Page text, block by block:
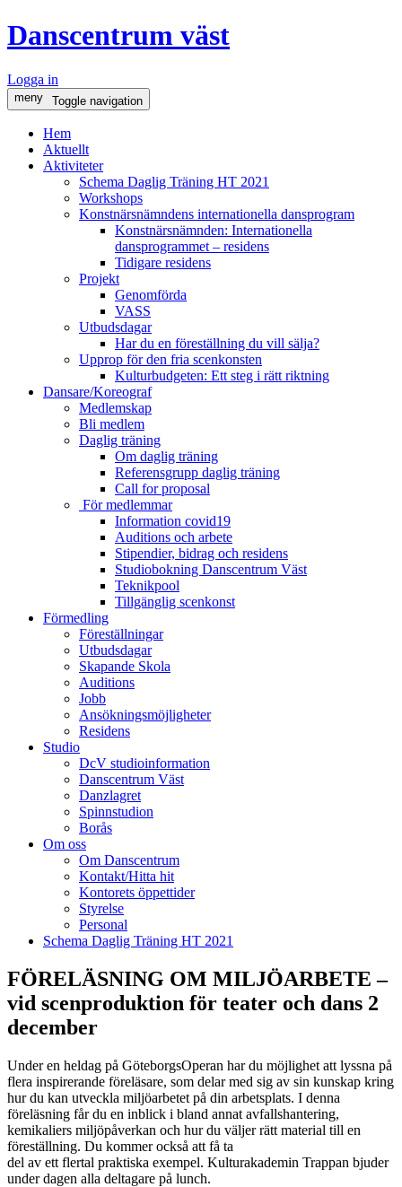
Danscentrum väst
Logga in
meny Toggle navigation
Hem
Aktuellt
Aktiviteter
Schema Daglig Träning HT 2021
Workshops
Konstnärsnämndens internationella dansprogram
Konstnärsnämnden: Internationella
dansprogrammet – residens
Tidigare residens
Projekt
Genomförda
VASS
Utbudsdagar
Har du en föreställning du vill sälja?
Upprop för den fria scenkonsten
Kulturbudgeten: Ett steg i rätt riktning
Dansare/Koreograf
Medlemskap
Bli medlem
Daglig träning
Om daglig träning
Referensgrupp daglig träning
Call for proposal
För medlemmar
Information covid19
Auditions och arbete
Stipendier, bidrag och residens
Studiobokning Danscentrum Väst
Teknikpool
Tillgänglig scenkonst
Förmedling
Föreställningar
Utbudsdagar
Skapande Skola
Auditions
Jobb
Ansökningsmöjligheter
Residens
Studio
DcV studioinformation
Danscentrum Väst
Danzlagret
Spinnstudion
Borås
Om oss
Om Danscentrum
Kontakt/Hitta hit
Kontorets öppettider
Styrelse
Personal
Schema Daglig Träning HT 2021
FÖRELÄSNING OM MILJÖARBETE –
vid scenproduktion för teater och dans 2
december
Under en heldag på GöteborgsOperan har du möjlighet att lyssna på
flera inspirerande föreläsare, som delar med sig av sin kunskap kring
hur du kan utveckla miljöarbetet på din arbetsplats. I denna
föreläsning får du en inblick i bland annat avfallshantering,
kemikaliers miljöpåverkan och hur du väljer rätt material till en
föreställning. Du kommer också att få ta
del av ett flertal praktiska exempel. Kulturakademin Trappan bjuder
under dagen alla deltagare på lunch.